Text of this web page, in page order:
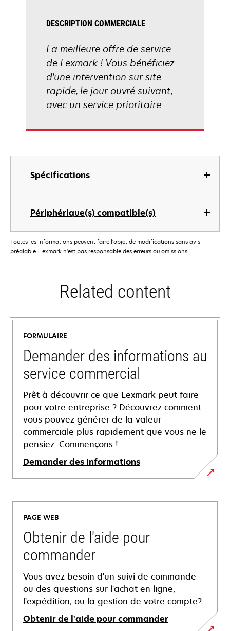
Spécifications
Périphérique(s) compatible(s)
DESCRIPTION COMMERCIALE
La meilleure offre de service
de Lexmark ! Vous bénéficiez
d'une intervention sur site
rapide, le jour ouvré suivant,
avec un service prioritaire
Toutes les informations peuvent faire l'objet de modifications sans avis
préalable. Lexmark n'est pas responsable des erreurs ou omissions.
Related content
FORMULAIRE
Demander des informations au
service commercial
Prêt à découvrir ce que Lexmark peut faire
pour votre entreprise ? Découvrez comment
vous pouvez générer de la valeur
commerciale plus rapidement que vous ne le
pensiez. Commençons !
Demander des informations
PAGE WEB
Obtenir de l'aide pour
commander
Vous avez besoin d'un suivi de commande
ou des questions sur l'achat en ligne,
l'expédition, ou la gestion de votre compte?
Obtenir de l'aide pour commander